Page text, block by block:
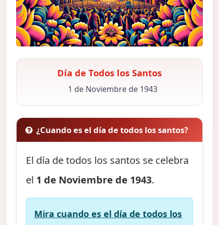
Día de Todos los Santos
1 de Noviembre de 1943
¿Cuando es el día de todos los santos?
El día de todos los santos se celebra
el 1 de Noviembre de 1943.
Mira cuando es el día de todos los